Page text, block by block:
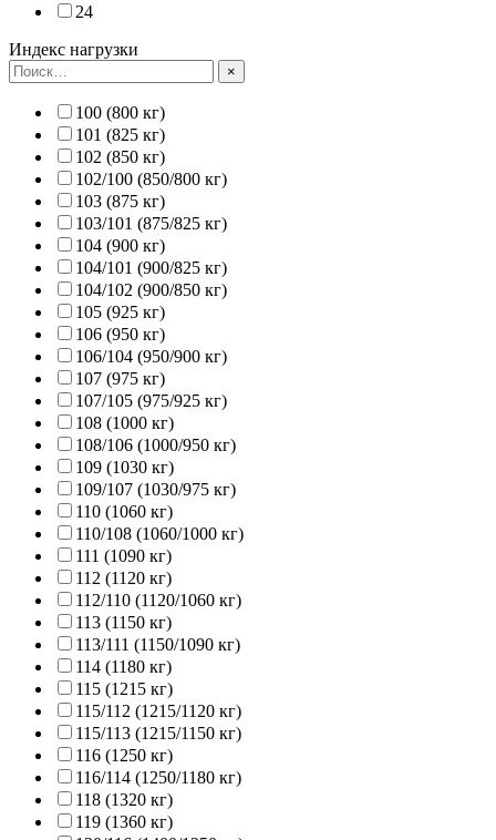
24
Индекс нагрузки
×
100 (800 кг)
101 (825 кг)
102 (850 кг)
102/100 (850/800 кг)
103 (875 кг)
103/101 (875/825 кг)
104 (900 кг)
104/101 (900/825 кг)
104/102 (900/850 кг)
105 (925 кг)
106 (950 кг)
106/104 (950/900 кг)
107 (975 кг)
107/105 (975/925 кг)
108 (1000 кг)
108/106 (1000/950 кг)
109 (1030 кг)
109/107 (1030/975 кг)
110 (1060 кг)
110/108 (1060/1000 кг)
111 (1090 кг)
112 (1120 кг)
112/110 (1120/1060 кг)
113 (1150 кг)
113/111 (1150/1090 кг)
114 (1180 кг)
115 (1215 кг)
115/112 (1215/1120 кг)
115/113 (1215/1150 кг)
116 (1250 кг)
116/114 (1250/1180 кг)
118 (1320 кг)
119 (1360 кг)